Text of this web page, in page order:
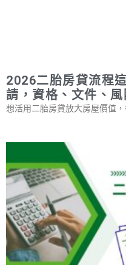
2026二胎房貸流程
請，資格、文件、
想活用二胎房貸放大房屋價值